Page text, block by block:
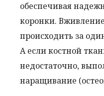
обеспечивая
коронки.
происходить за
А если костной
недостаточно,
наращивание